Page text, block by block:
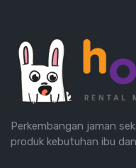
Perkembangan jaman
produk kebutuhan ibu